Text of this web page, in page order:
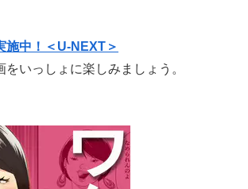
施中！＜U-NEXT＞
いっしょに楽しみましょう。